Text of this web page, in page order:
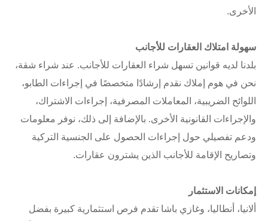
الأخرى.
سهولة امتلاك العقارات للأجانب
بلدنا لديه قوانين تسهل شراء العقارات للأجانب. عند شراء شقة،
نحن في هوم إملاك نقدم إرشادًا متخصصًا في إجراءات الطابو،
اللوائح الضريبية، المعاملات المصرفية، إجراءات الاشتراك،
والإجراءات القانونية الأخرى. بالإضافة إلى ذلك، نوفر معلومات
ودعم تفصيلي حول إجراءات الحصول على الجنسية التركية
وتصاريح الإقامة للأجانب الذين يشترون عقارات.
إمكانات الاستثمار
ألانيا، أنطاليا، وغازي باشا تقدم فرص استثمارية كبيرة بفضل